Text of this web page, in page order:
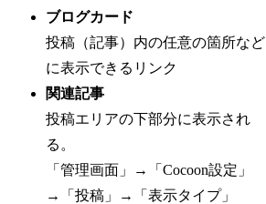
ブログカード
投稿（記事）内の任意の箇所など
に表示できるリンク
関連記事
投稿エリアの下部分に表示され
る。
「管理画面」→「Cocoon設定」
→「投稿」→「表示タイプ」